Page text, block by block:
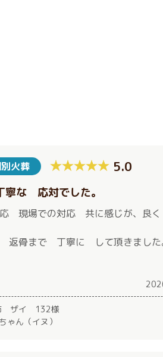
火葬 5.0
な 応対でした。
応 現場での対応 共に感じが、良
骨まで 丁寧に して頂きました
ザイ 132様
ん（イヌ）